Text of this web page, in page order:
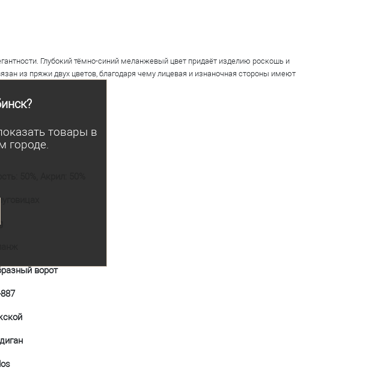
товары в
городе.
Глубокий тёмно-синий меланжевый цвет придаёт изделию роскошь и
из пряжи двух цветов, благодаря чему лицевая и изнаночная стороны имеют
50%, Акрил: 50%
ворот